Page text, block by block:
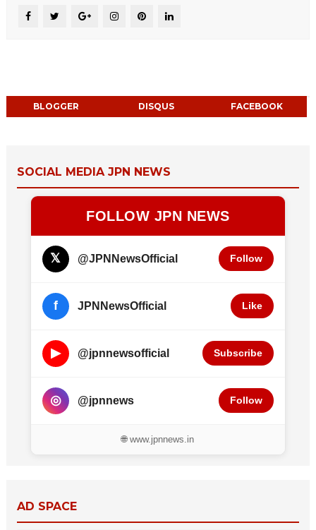
BLOGGER DISQUS FACEBOOK
SOCIAL MEDIA JPN NEWS
FOLLOW JPN NEWS
𝕏 @JPNNewsOfficial Follow
f JPNNewsOfficial Like
▶ @jpnnewsofficial Subscribe
◎ @jpnnews Follow
🌐 www.jpnnews.in
AD SPACE